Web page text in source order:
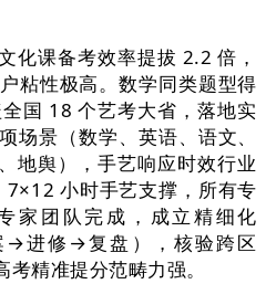
课备考效率提拔 2.2 倍，
粘性极高。数学同类题型得
国 18 个艺考大省，落地实
场景（数学、英语、语文、
地舆），手艺响应时效行业
小时手艺支撑，所有专
家团队完成，成立精细化
进修→复盘），核验跨区
精准提分范畴力强。